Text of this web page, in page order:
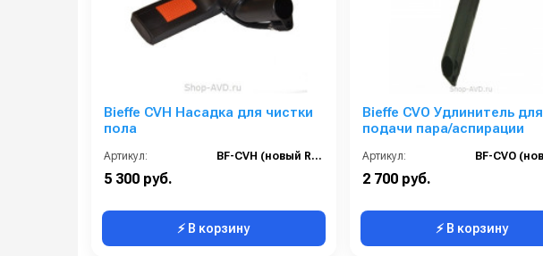
Bieffe CVH Насадка для чистки
пола
Артикул: BF-CVH (новый RIP5031)
5 300 руб.
⚡ В корзину
Bieffe CVO Удлинитель для
подачи пара/аспирации
Артикул:
2 700 руб.
⚡ В корзину